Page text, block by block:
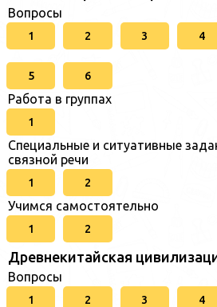
Вопросы
1 2 3 4
5 6
Работа в группах
1
Специальные и ситуативные
связной речи
1 2
Учимся самостоятельно
1 2
Древнекитайская
Вопросы
1 2 3 4